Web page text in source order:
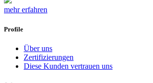
mehr erfahren
Profile
Über uns
Zertifizierungen
Diese Kunden vertrauen uns